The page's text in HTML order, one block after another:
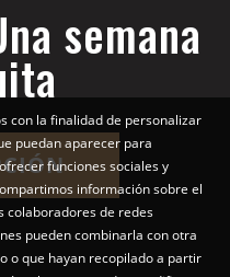
semana
con la finalidad de personalizar
puedan aparecer para
funciones sociales y
información sobre el
colaboradores de redes
pueden combinarla con otra
o que hayan recopilado a partir